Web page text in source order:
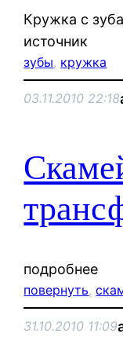
Кружка с
источник
зубы, кружка
03.11.2010 22:18
подробнее
повернуть,
31.10.2010 11:09